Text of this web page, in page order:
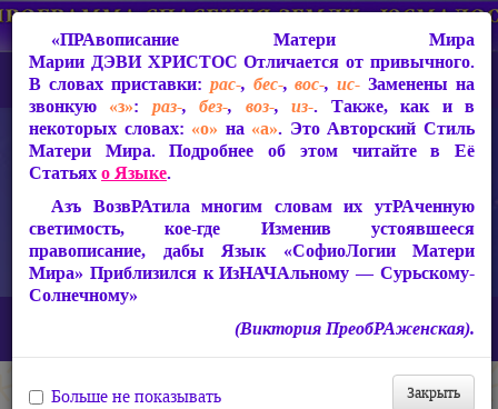
СакРАльная Поэзия Матери Мира
Азъ Есмь ЛЮБОВЬ! (1990-1993)
В Пустыне -33-
«ПРАвописание Матери Мира
Марии ДЭВИ ХРИСТОС Отличается от привычного.
В словах приставки: рас-, бес-,вос-,ис- Заменены на
звонкую «з»: раз-,без-, воз-,из-. Также, как и в
некоторых словах: «о» на «а». Это Авторский Стиль
Матери Мира. Подробнее об этом читайте в Её
Статьяхо Языке.
Азъ ВозвРАтила многим словам их утРАченную
светимость, кое-где Изменив устоявшееся
правописание, дабы Язык «СофиоЛогии Матери
Мира» Приблизился к ИзНАЧАльному — Сурьскому-
Солнечному»
(Виктория ПреобРАженская).
Закрыть
Больше не показывать